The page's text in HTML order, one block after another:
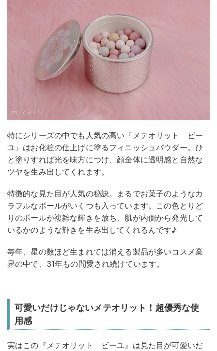
特にシリーズの中でも人気の高い『メテオリット ビー
ユ』はお化粧の仕上げに塗るフィニッシュパウダー。ひ
と塗りすれば光を味方につけ、顔全体に透明感と自然な
ツヤを生み出してくれます。
特徴的な見た目が人気の秘訣。まるでお菓子のようなカ
ラフルなボールがいくつも入っています。この色とりど
りのボールが複雑な輝きを放ち、肌が内側から発光して
いるかのような輝きを生み出してくれるんです♪
毎年、星の数ほど生まれては消える製品が多いコスメ業
界の中で、31年もの間愛され続けています。
可愛いだけじゃないメテオリット！超優秀な使
用感
実はこの『メテオリット ビーユ』は見た目が可愛いだ